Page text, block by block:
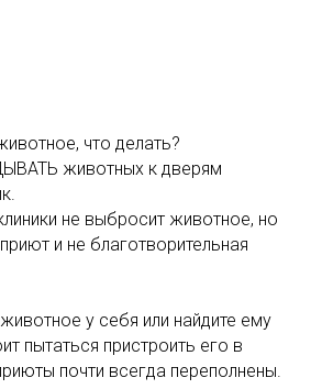
что делать?
животных к дверям
не выбросит животное, но
и не благотворительная
у себя или найдите ему
пытаться пристроить его в
почти всегда переполнены.